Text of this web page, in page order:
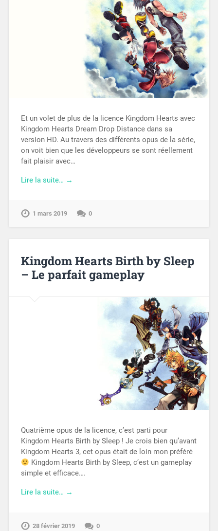
Et un volet de plus de la licence Kingdom Hearts avec
Kingdom Hearts Dream Drop Distance dans sa
version HD. Au travers des différents opus de la série,
on voit bien que les développeurs se sont réellement
fait plaisir avec…
Lire la suite… →
1 mars 2019 0
Kingdom Hearts Birth by Sleep
– Le parfait gameplay
Quatrième opus de la licence, c’est parti pour
Kingdom Hearts Birth by Sleep ! Je crois bien qu’avant
Kingdom Hearts 3, cet opus était de loin mon préféré
Kingdom Hearts Birth by Sleep, c’est un gameplay
simple et efficace….
Lire la suite… →
28 février 2019 0